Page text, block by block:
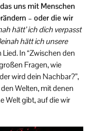
uns mit Menschen
– oder die wir
hätt’ ich dich verpasst
hätt ich unsere
In “Zwischen den
Fragen, wie
wird dein Nachbar?”,
Welten, mit denen
Welt gibt, auf die wir